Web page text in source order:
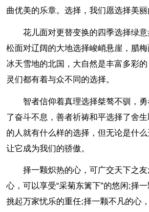
曲优美的乐章。选择，我们愿选择美丽
花儿面对更替变换的四季选择绿
松面对辽阔的大地选择峻峭悬崖，腊
冰天雪地的北国，大自然是丰富多彩
灵们都有着与众不同的选择。
智者信仰着真理选择桀骜不驯，
了奋斗不息，善者祈祷和平选择了舍
的人就有什么样的选择，但无论是什
让它成为我们的骄傲。
择一颗炽热的心，可广交天下之
心，可以享受“采菊东篱下”的悠闲;择
挑起万家忧乐的重任;择一颗不凡的心